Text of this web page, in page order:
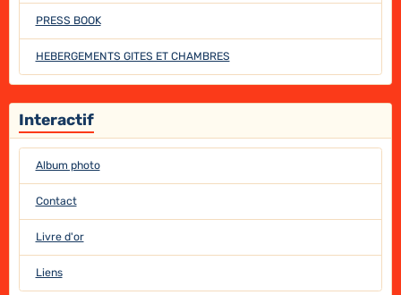
PRESS BOOK
HEBERGEMENTS GITES ET CHAMBRES
Interactif
Album photo
Contact
Livre d'or
Liens